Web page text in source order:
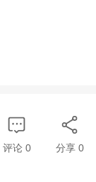
评论 0 分享 0